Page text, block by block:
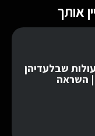
אותך
ההתפתחות האישית - 2 פעולות שבלעדיהן
| השראה